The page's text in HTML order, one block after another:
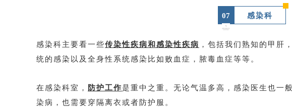
07 感染科
感染科主要看一些传染性疾病和感染性疾病 ，包括我们熟知的甲肝
统的感染以及全身性系统感染比如败血症，脓毒血症等等。
在感染科室， 防护工作是重中之重。无论气温多高，感染医生也一
染病，也需要穿隔离衣或者防护服。